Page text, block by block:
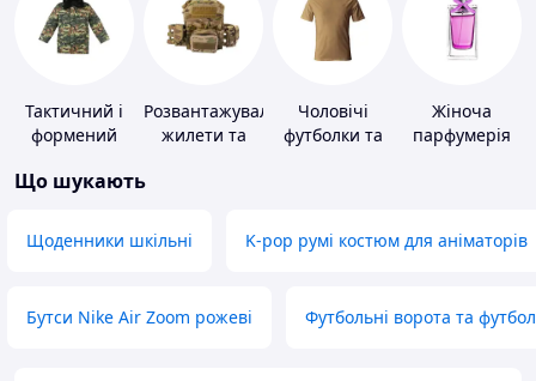
Тактичний і
формений
Розвантажувальні
жилети та
Чоловічі
футболки та
Жіноча
парфумерія
Що шукають
Щоденники шкільні K-pop румі костюм для аніматорів
Бутси Nike Air Zoom рожеві Футбольні ворота та